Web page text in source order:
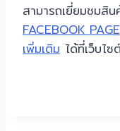
สามารถเยี่ยมชมสิ
FACEBOOK PAGE
เพิ่มเติม ได้ที่เว็บไซ